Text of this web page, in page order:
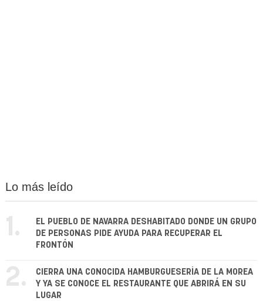
Lo más leído
1.
EL PUEBLO DE NAVARRA DESHABITADO DONDE UN GRUPO
DE PERSONAS PIDE AYUDA PARA RECUPERAR EL
FRONTÓN
2.
CIERRA UNA CONOCIDA HAMBURGUESERÍA DE LA MOREA
Y YA SE CONOCE EL RESTAURANTE QUE ABRIRÁ EN SU
LUGAR